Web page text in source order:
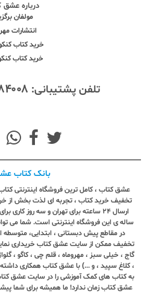
درباره عشق
مولفان
انتشارات
خرید کتاب کنکور
خرید کتاب کنکور
تلفن پشتیبانی:
بانک کتاب
عشق کتاب ، کامل ترین فروشگاه اینترنتی
تخفیف خرید کتاب ، تجربه ای لذت بخش از
ارسال ٢٤ ساعته برای تهران و سه روز
ساله ی این فروشگاه اینترنتی است. شما می
در مقاطع پیش دبستانی ، ابتدایی، متوسطه
تخفیف ممکن از سایت عشق کتاب خریداری
گاج ، خیلی سبز ، مهروماه ، قلم چی ، کاگو ،
، کلاغ سپید ، و ...) با عشق کتاب همکاری
به کتاب های کمک آموزشی را در سایت عشق
عشق کتاب زمان ندارد! ما همیشه برای شما